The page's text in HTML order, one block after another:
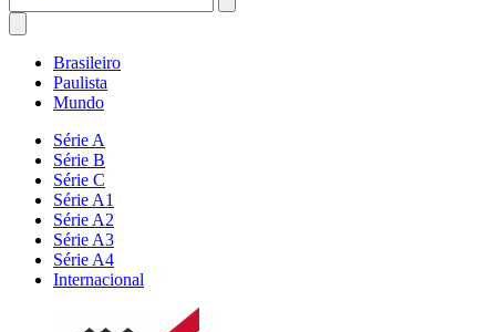
Brasileiro
Paulista
Mundo
Série A
Série B
Série C
Série A1
Série A2
Série A3
Série A4
Internacional